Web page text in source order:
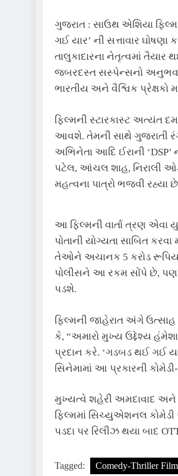
ગુજરાત : સાઉથ એશિયા ફિલ્મ
ગઈ યાર’ ની સત્તાવાર
તાલુકાદારના નેતૃત્વમાં
જબરદસ્ત સસ્પેન્સનો અનુભવ
ભારતીય અને વૈશ્વિક પ્રેક્ષકો
ફિલ્મની સ્ટારકાસ્ટ અત્યંત
આવશે. તેમની સાથે ગુજરાતી
અભિનેતા આદિ ઈરાની
પટેલ, આંચલ શાહ, નિરાલી
મહત્વના પાત્રો ભજવી રહ્યા
આ ફિલ્મની વાર્તા ત્રણ એવા
પોતાની યોગ્યતા સાબિત
તેઓને અચાનક 5 કરોડ રૂપિયા
પોલીસને આ રકમ સોંપે છે,
પડશે.
ફિલ્મની જાહેરાત અંગે ઉત્સાહ
કે, “અમારો મુખ્ય ઉદ્દેશ્ય
પ્રદાન કરે. ‘ગડબડ થઈ ગઈ
સિનેમામાં આ પ્રકારની
મુખ્યત્વે શહેરી અમદાવાદ અને
ફિલ્મમાં સિચ્યુએશનલ
પડદા પર રિલીઝ થયા બાદ
Tagged: Comedy-Thriller Film